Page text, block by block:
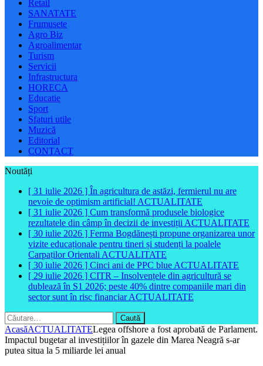
Retail
SANATATE
Frumusete
Agro Biz
Agroalimentar
Turism
Servicii
Infrastructura
HORECA
Educatie
Sport
Sfaturi utile
Muzică
Editorial
CONTACT
Noutăți
[ 31 iulie 2026 ] În agricultura de astăzi, fermierul nu are
nevoie de optimism artificial! ACTUALITATE
[ 31 iulie 2026 ] Cum transformă produsele biologice
rezultatele din câmp în decizii de investiții ACTUALITATE
[ 30 iulie 2026 ] Ferma Bogdănești propune organizarea unor
vizite educaționale pentru tineri și studenți la poalele
Carpaților Orientali ACTUALITATE
[ 30 iulie 2026 ] Cinci ani de PPC blue ACTUALITATE
[ 29 iulie 2026 ] CITR – Insolvențele din agricultură se
dublează în S1 2026; peste 40% dintre companiile mari din
sector sunt în risc financiarACTUALITATE
Caută
după:
AcasăACTUALITATELegea offshore a fost aprobată de Parlament.
Impactul bugetar al investițiilor în gazele din Marea Neagră s-ar
putea situa la 5 miliarde lei anual